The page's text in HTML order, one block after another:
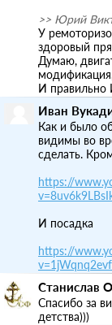
>> Юрий
У
здоровый
Думаю,
И правильно
Иван
Как и было
видимы во
сделать.
https://
И посадка
https://
Станислав
Спасибо за
детства)))